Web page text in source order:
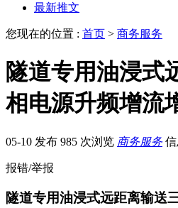
最新推文
您现在的位置 : 首页 > 商务服务
隧道专用油浸式
相电源升频增流
05-10 发布 985 次浏览 商务服务
报错/举报
隧道专用油浸式远距离输送